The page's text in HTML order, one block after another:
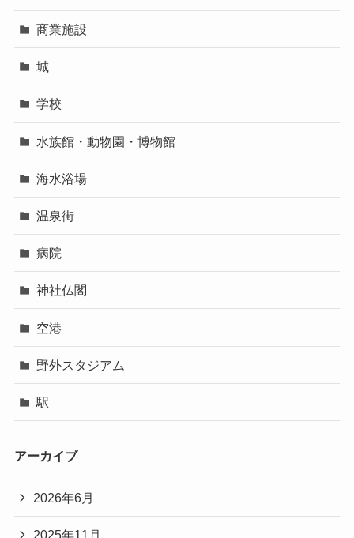
商業施設
城
学校
水族館・動物園・博物館
海水浴場
温泉街
病院
神社仏閣
空港
野外スタジアム
駅
アーカイブ
2026年6月
2025年11月